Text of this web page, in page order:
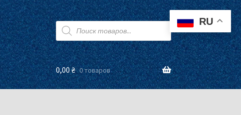
Поиск
товаров
0,00₴ 0 товаров
RU